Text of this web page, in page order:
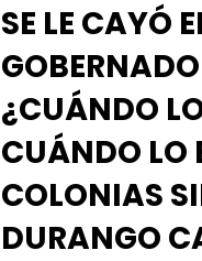
SE LE CAYÓ
¿CUÁNDO
CUÁNDO LO
COLONIAS
DURANGO